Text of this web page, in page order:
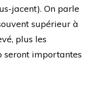
jacent). On parle
supérieur à
plus les
seront importantes